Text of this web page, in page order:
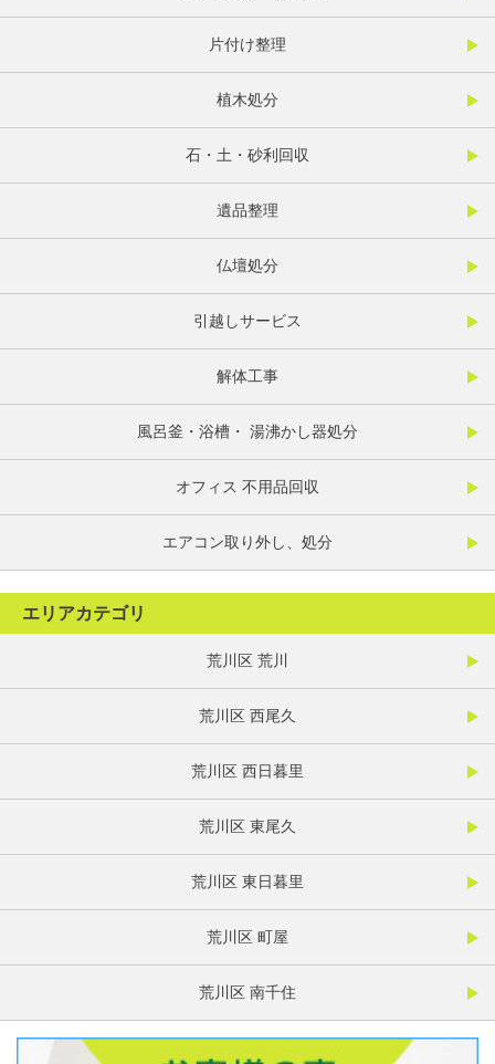
片付け整理
植木処分
石・土・砂利回収
遺品整理
仏壇処分
引越しサービス
解体工事
風呂釜・浴槽・ 湯沸かし器処分
オフィス 不用品回収
エアコン取り外し、処分
エリアカテゴリ
荒川区 荒川
荒川区 西尾久
荒川区 西日暮里
荒川区 東尾久
荒川区 東日暮里
荒川区 町屋
荒川区 南千住